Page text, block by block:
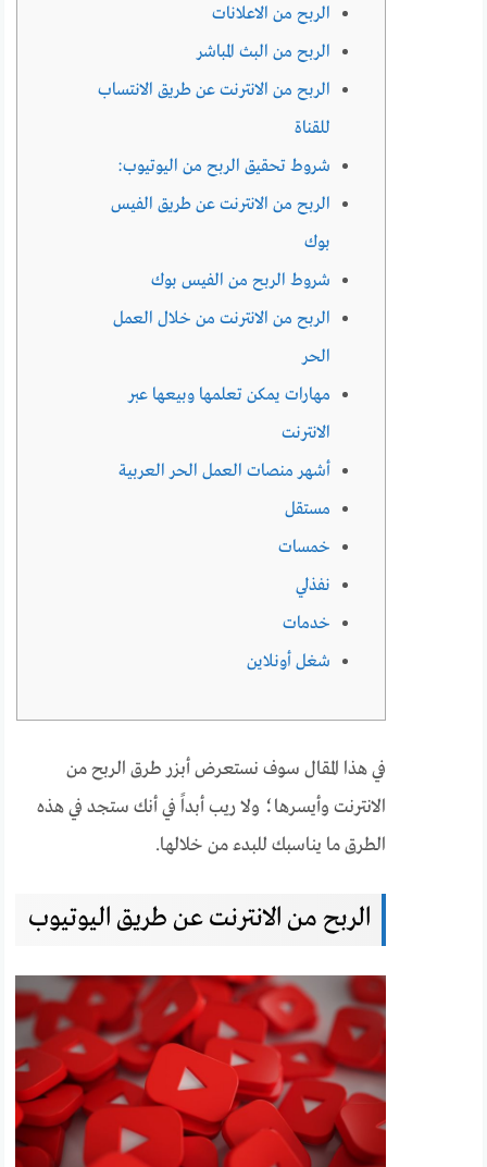
الربح من الاعلانات
الربح من البث المباشر
الربح من الانترنت عن طريق الانتساب
للقناة
شروط تحقيق الربح من اليوتيوب:
الربح من الانترنت عن طريق الفيس
بوك
شروط الربح من الفيس بوك
الربح من الانترنت من خلال العمل
الحر
مهارات يمكن تعلمها وبيعها عبر
الانترنت
أشهر منصات العمل الحر العربية
مستقل
خمسات
نفذلي
خدمات
شغل أونلاين
في هذا المقال سوف نستعرض أبزر طرق الربح من
الانترنت وأيسرها؛ ولا ريب أبداً في أنك ستجد في هذه
الطرق ما يناسبك للبدء من خلالها.
الربح من الانترنت عن طريق اليوتيوب